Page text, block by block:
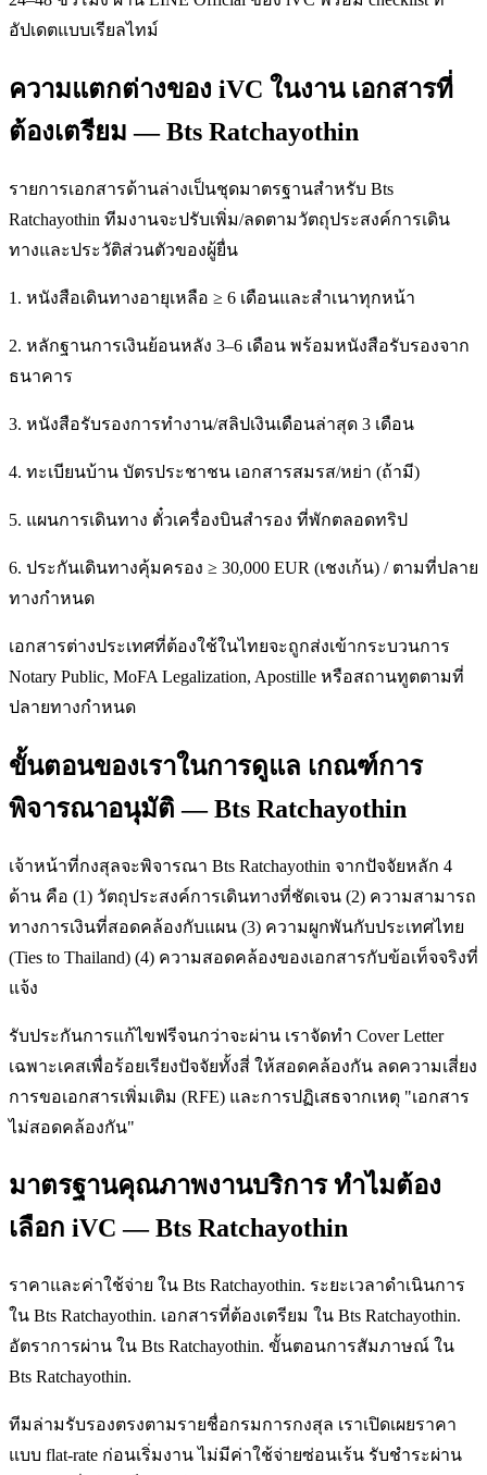
อัปเดตแบบเรียลไทม์
ความแตกต่างของ iVC ในงาน เอกสารที่
ต้องเตรียม — Bts Ratchayothin
รายการเอกสารด้านล่างเป็นชุดมาตรฐานสำหรับ Bts
Ratchayothin ทีมงานจะปรับเพิ่ม/ลดตามวัตถุประสงค์การเดิน
ทางและประวัติส่วนตัวของผู้ยื่น
1. หนังสือเดินทางอายุเหลือ ≥ 6 เดือนและสำเนาทุกหน้า
2. หลักฐานการเงินย้อนหลัง 3–6 เดือน พร้อมหนังสือรับรองจาก
ธนาคาร
3. หนังสือรับรองการทำงาน/สลิปเงินเดือนล่าสุด 3 เดือน
4. ทะเบียนบ้าน บัตรประชาชน เอกสารสมรส/หย่า (ถ้ามี)
5. แผนการเดินทาง ตั๋วเครื่องบินสำรอง ที่พักตลอดทริป
6. ประกันเดินทางคุ้มครอง ≥ 30,000 EUR (เชงเก้น) / ตามที่ปลาย
ทางกำหนด
เอกสารต่างประเทศที่ต้องใช้ในไทยจะถูกส่งเข้ากระบวนการ
Notary Public, MoFA Legalization, Apostille หรือสถานทูตตามที่
ปลายทางกำหนด
ขั้นตอนของเราในการดูแล เกณฑ์การ
พิจารณาอนุมัติ — Bts Ratchayothin
เจ้าหน้าที่กงสุลจะพิจารณา Bts Ratchayothin จากปัจจัยหลัก 4
ด้าน คือ (1) วัตถุประสงค์การเดินทางที่ชัดเจน (2) ความสามารถ
ทางการเงินที่สอดคล้องกับแผน (3) ความผูกพันกับประเทศไทย
(Ties to Thailand) (4) ความสอดคล้องของเอกสารกับข้อเท็จจริงที่
แจ้ง
รับประกันการแก้ไขฟรีจนกว่าจะผ่าน เราจัดทำ Cover Letter
เฉพาะเคสเพื่อร้อยเรียงปัจจัยทั้งสี่ ให้สอดคล้องกัน ลดความเสี่ยง
การขอเอกสารเพิ่มเติม (RFE) และการปฏิเสธจากเหตุ "เอกสาร
ไม่สอดคล้องกัน"
มาตรฐานคุณภาพงานบริการ ทำไมต้อง
เลือก iVC — Bts Ratchayothin
ราคาและค่าใช้จ่าย ใน Bts Ratchayothin. ระยะเวลาดำเนินการ
ใน Bts Ratchayothin. เอกสารที่ต้องเตรียม ใน Bts Ratchayothin.
อัตราการผ่าน ใน Bts Ratchayothin. ขั้นตอนการสัมภาษณ์ ใน
Bts Ratchayothin.
ทีมล่ามรับรองตรงตามรายชื่อกรมการกงสุล เราเปิดเผยราคา
แบบ flat-rate ก่อนเริ่มงาน ไม่มีค่าใช้จ่ายซ่อนเร้น รับชำระผ่าน